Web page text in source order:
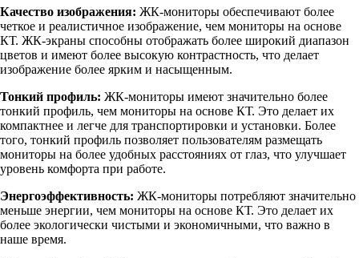
Качество изображения: ЖК-мониторы обеспечивают более
четкое и реалистичное изображение, чем мониторы на основе
КТ. ЖК-экраны способны отображать более широкий диапазон
цветов и имеют более высокую контрастность, что делает
изображение более ярким и насыщенным.
Тонкий профиль: ЖК-мониторы имеют значительно более
тонкий профиль, чем мониторы на основе КТ. Это делает их
компактнее и легче для транспортировки и установки. Более
того, тонкий профиль позволяет пользователям размещать
мониторы на более удобных расстояниях от глаз, что улучшает
уровень комфорта при работе.
Энергоэффективность: ЖК-мониторы потребляют значительно
меньше энергии, чем мониторы на основе КТ. Это делает их
более экологически чистыми и экономичными, что важно в
наше время.